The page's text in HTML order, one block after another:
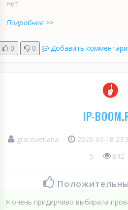
Нет
Подробнее >>
0 0 Добавить
IP-
gracisvetlana 2026-03-18
5
842
Я очень придирчиво выбирала